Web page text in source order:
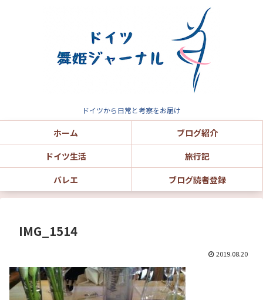
ドイツから日常と考察をお届け
ホーム
ブログ紹介
ドイツ生活
旅行記
バレエ
ブログ読者登録
IMG_1514
2019.08.20